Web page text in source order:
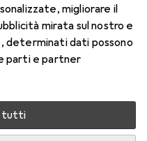
migliorare il
mirata sul nostro e
determinati dati possono
parti e partner
tutti